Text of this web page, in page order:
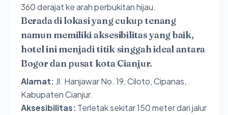
360 derajat ke arah perbukitan hijau.
Berada di lokasi yang cukup tenang
namun memiliki aksesibilitas yang baik,
hotel ini menjadi titik singgah ideal antara
Bogor dan pusat kota Cianjur.
Alamat: Jl. Hanjawar No. 19, Ciloto, Cipanas,
Kabupaten Cianjur.
Aksesibilitas: Terletak sekitar 150 meter dari jalur